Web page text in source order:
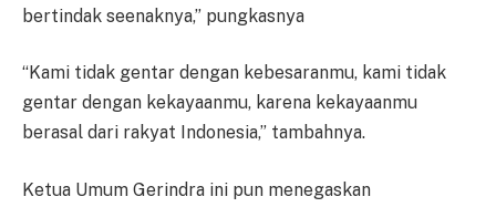
bertindak seenaknya,” pungkasnya
“Kami tidak gentar dengan kebesaranmu, kami tidak
gentar dengan kekayaanmu, karena kekayaanmu
berasal dari rakyat Indonesia,” tambahnya.
Ketua Umum Gerindra ini pun menegaskan